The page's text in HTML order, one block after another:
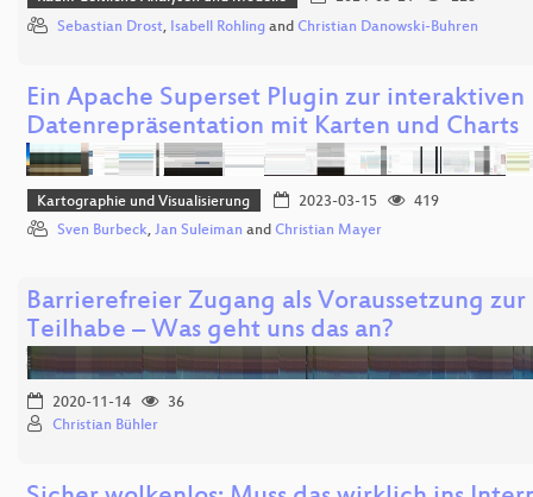
Sebastian Drost, Isabell Rohling and Christian Danowski-Buhren
Ein Apache Superset Plugin zur interaktiven
Datenrepräsentation mit Karten und Charts
Kartographie und Visualisierung 2023-03-15
419
Sven Burbeck, Jan Suleiman and Christian Mayer
Barrierefreier Zugang als Voraussetzung
Teilhabe – Was geht uns das an?
2020-11-14
36
Christian Bühler